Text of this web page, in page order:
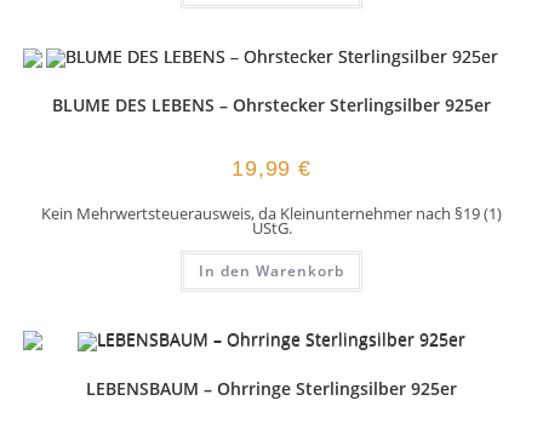
BLUME DES LEBENS – Ohrstecker Sterlingsilber 925er
19,99€
Kein Mehrwertsteuerausweis, da Kleinunternehmer nach §19 (1)
UStG.
In den Warenkorb
LEBENSBAUM – Ohrringe Sterlingsilber 925er